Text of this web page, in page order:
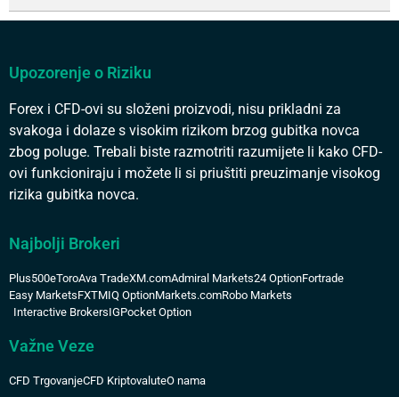
Upozorenje o Riziku
Forex i CFD-ovi su složeni proizvodi, nisu prikladni za
svakoga i dolaze s visokim rizikom brzog gubitka novca
zbog poluge. Trebali biste razmotriti razumijete li kako CFD-
ovi funkcioniraju i možete li si priuštiti preuzimanje visokog
rizika gubitka novca.
Najbolji Brokeri
Plus500eToroAva TradeXM.comAdmiral Markets24 OptionFortrade
Easy MarketsFXTMIQ OptionMarkets.comRobo Markets
Interactive BrokersIGPocket Option
Važne Veze
CFD TrgovanjeCFD KriptovaluteO nama